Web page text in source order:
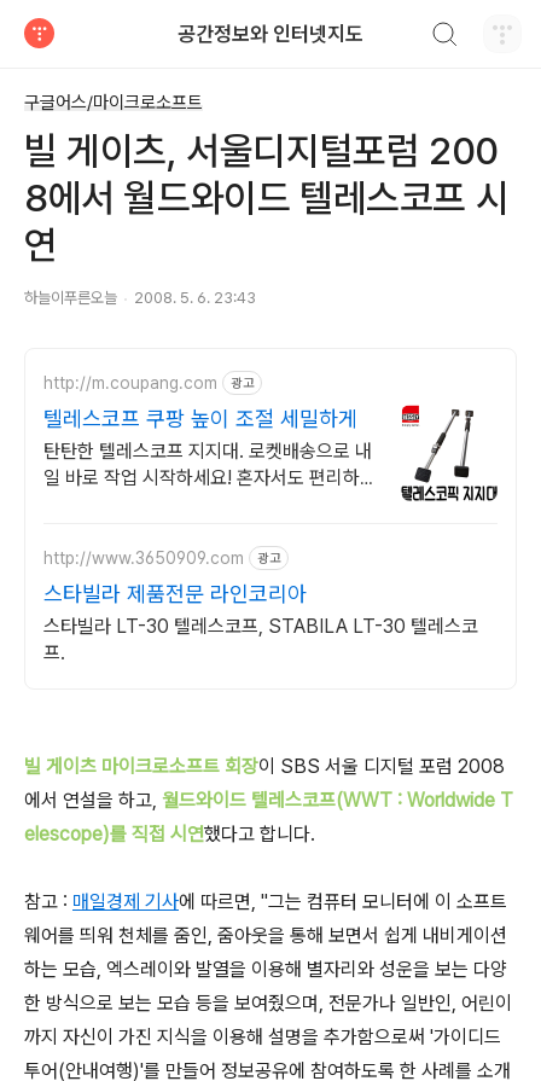
공간정보와 인터넷지도
구글어스/마이크로소프트
빌 게이츠, 서울디지털포럼 200
8에서 월드와이드 텔레스코프 시
연
하늘이푸른오늘 2008. 5. 6. 23:43
http://m.coupang.com 광고
텔레스코프 쿠팡 높이 조절 세밀하게
탄탄한 텔레스코프 지지대. 로켓배송으로 내
일 바로 작업 시작하세요! 혼자서도 편리하
http://www.3650909.com 광고
스타빌라 제품전문 라인코리아
스타빌라 LT-30 텔레스코프, STABILA LT-30 텔레스코
프.
빌 게이츠 마이크로소프트 회장이 SBS 서울 디지털 포럼 2008
에서 연설을 하고, 월드와이드 텔레스코프(WWT : Worldwide T
elescope)를 직접 시연했다고 합니다.
참고 : 매일경제 기사에 따르면, "그는 컴퓨터 모니터에 이 소프트
웨어를 띄워 천체를 줌인, 줌아웃을 통해 보면서 쉽게 내비게이션
하는 모습, 엑스레이와 발열을 이용해 별자리와 성운을 보는 다양
한 방식으로 보는 모습 등을 보여줬으며, 전문가나 일반인, 어린이
까지 자신이 가진 지식을 이용해 설명을 추가함으로써 '가이디드
투어(안내여행)'를 만들어 정보공유에 참여하도록 한 사례를 소개